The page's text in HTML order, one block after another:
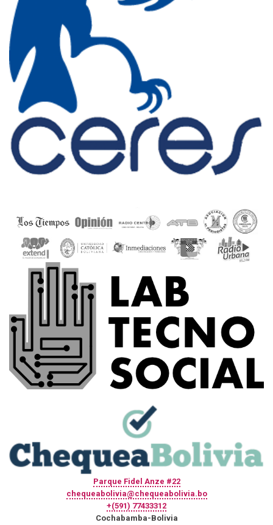
Parque Fidel Anze #22
chequeabolivia@chequeabolivia.bo
+(591) 77433312
Cochabamba-Bolivia